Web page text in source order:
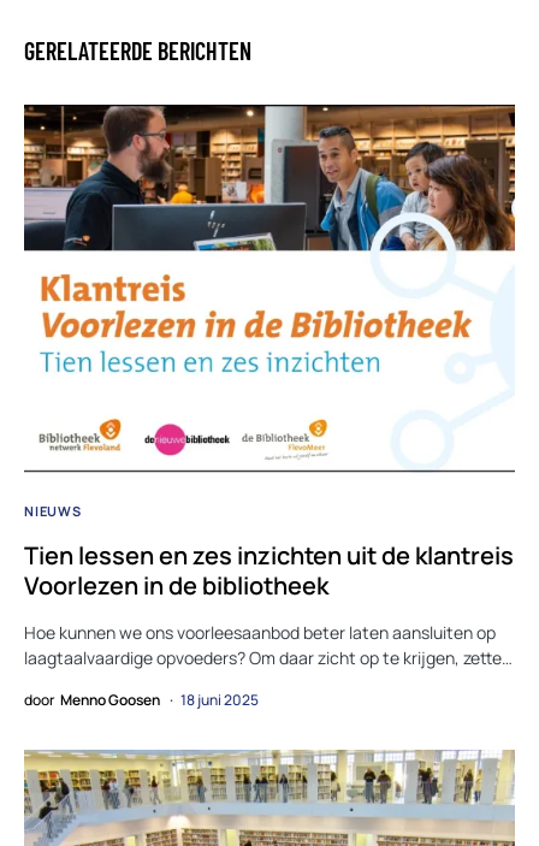
GERELATEERDE BERICHTEN
NIEUWS
Tien lessen en zes inzichten uit de klantreis
Voorlezen in de bibliotheek
Hoe kunnen we ons voorleesaanbod beter laten aansluiten op
laagtaalvaardige opvoeders? Om daar zicht op te krijgen, zette…
door Menno Goosen 18 juni 2025